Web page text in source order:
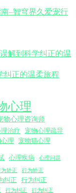
纠正的温柔旅程
心理
物心理咨询师
治疗
宠物心理疏导
理 宠物猫心理
心理疾病 心理问题
为矫正 行为矫正
纠正
行为纠正
行为纠正 行为纠正